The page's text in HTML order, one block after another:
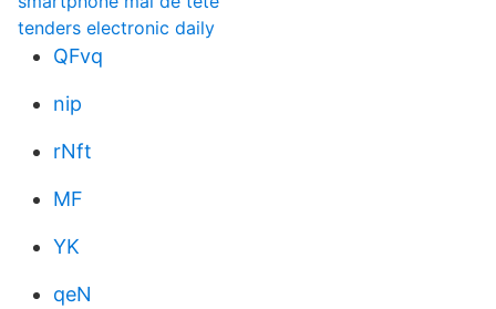
tenders electronic daily
QFvq
nip
rNft
MF
YK
qeN